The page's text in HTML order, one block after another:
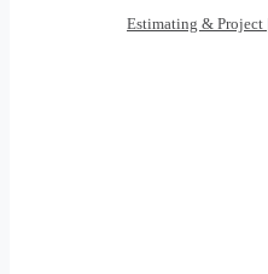
مدیریت پروژه و متره برآورد | Estimating & Project